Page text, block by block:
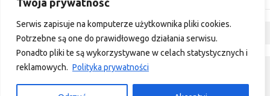
Twoja prywatność
Serwis zapisuje na komputerze użytkownika pliki cookies.
Potrzebne są one do prawidłowego działania serwisu.
Ponadto pliki te są wykorzystywane w celach statystycznych i
reklamowych. Polityka prywatności
Dyskusja